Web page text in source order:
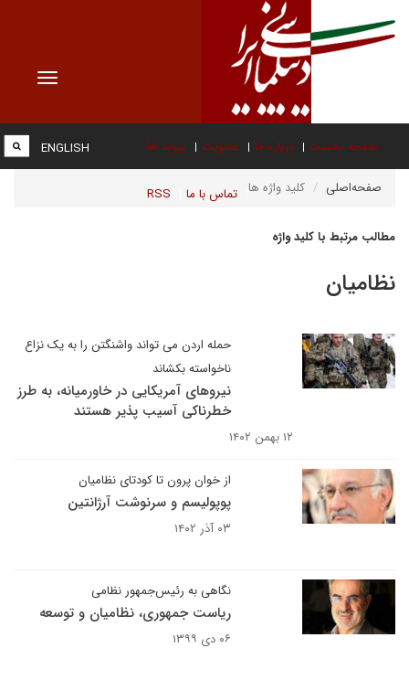
Toggle
صفحه نخست درباره ما عضویت پیوند ها
تماس با ما RSS
ENGLISH
صفحه‌اصلی کلید واژه ها
مطالب مرتبط با کلید واژه
نظامیان
حمله اردن می تواند واشنگتن را به یک نزاع
ناخواسته بکشاند
نیروهای آمریکایی در خاورمیانه، به طرز
خطرناکی آسیب پذیر هستند
۱۲ بهمن ۱۴۰۲
از خوان پرون تا کودتای نظامیان
پوپولیسم و سرنوشت آرژانتین
۰۳ آذر ۱۴۰۲
نگاهی به رئیس‌جمهور نظامی
ریاست جمهوری، نظامیان و توسعه
۰۶ دی ۱۳۹۹